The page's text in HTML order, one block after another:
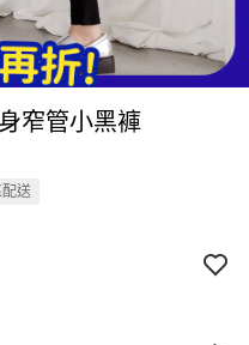
窄管小黑褲
配送